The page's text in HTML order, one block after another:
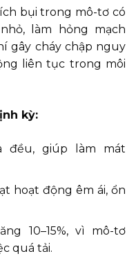
bụi trong mô-tơ có
làm hỏng mạch
gây cháy chập nguy
liên tục trong môi
kỳ:
đều, giúp làm mát
hoạt động êm ái, ổn
10–15%, vì mô-tơ
quá tải.